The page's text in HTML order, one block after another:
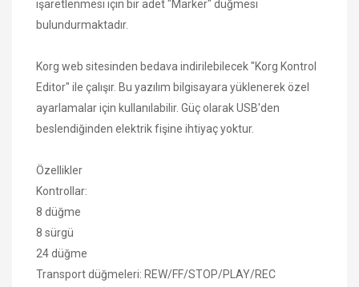
işaretlenmesi için bir adet "Marker" düğmesi
bulundurmaktadır.
Korg web sitesinden bedava indirilebilecek "Korg Kontrol
Editor" ile çalışır. Bu yazılım bilgisayara yüklenerek özel
ayarlamalar için kullanılabilir. Güç olarak USB'den
beslendiğinden elektrik fişine ihtiyaç yoktur.
Özellikler
Kontrollar:
8 düğme
8 sürgü
24 düğme
Transport düğmeleri: REW/FF/STOP/PLAY/REC